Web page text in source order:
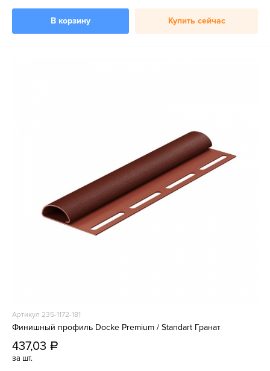
В корзину Купить сейчас
Артикул 235-1172-181
Финишный профиль Docke Premium / Standart Гранат
437,03 a
за шт.